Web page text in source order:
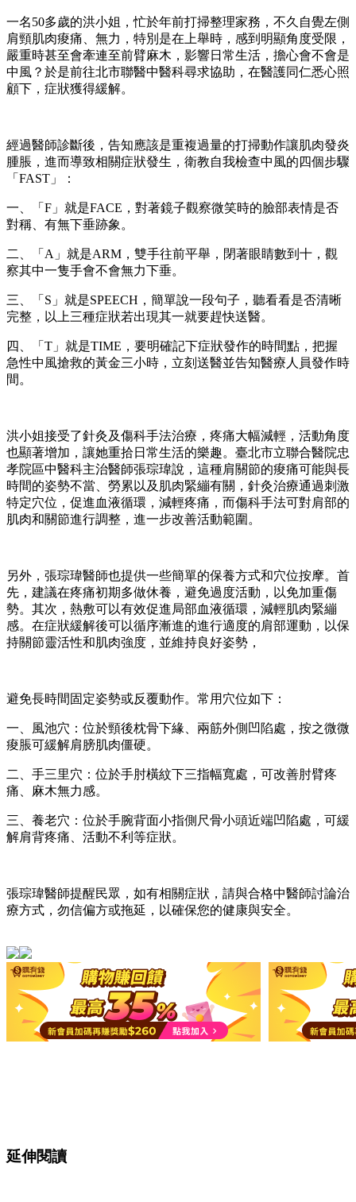
一名50多歲的洪小姐，忙於年前打掃整理家務，不久自覺左側
肩頸肌肉痠痛、無力，特別是在上舉時，感到明顯角度受限，
嚴重時甚至會牽連至前臂麻木，影響日常生活，擔心會不會是
中風？於是前往北市聯醫中醫科尋求協助，在醫護同仁悉心照
顧下，症狀獲得緩解。
經過醫師診斷後，告知應該是重複過量的打掃動作讓肌肉發炎
腫脹，進而導致相關症狀發生，衛教自我檢查中風的四個步驟
「FAST」：
一、「F」就是FACE，對著鏡子觀察微笑時的臉部表情是否
對稱、有無下垂跡象。
二、「A」就是ARM，雙手往前平舉，閉著眼睛數到十，觀
察其中一隻手會不會無力下垂。
三、「S」就是SPEECH，簡單說一段句子，聽看看是否清晰
完整，以上三種症狀若出現其一就要趕快送醫。
四、「T」就是TIME，要明確記下症狀發作的時間點，把握
急性中風搶救的黃金三小時，立刻送醫並告知醫療人員發作時
間。
洪小姐接受了針灸及傷科手法治療，疼痛大幅減輕，活動角度
也顯著增加，讓她重拾日常生活的樂趣。臺北市立聯合醫院忠
孝院區中醫科主治醫師張琮瑋說，這種肩關節的痠痛可能與長
時間的姿勢不當、勞累以及肌肉緊繃有關，針灸治療通過刺激
特定穴位，促進血液循環，減輕疼痛，而傷科手法可對肩部的
肌肉和關節進行調整，進一步改善活動範圍。
另外，張琮瑋醫師也提供一些簡單的保養方式和穴位按摩。首
先，建議在疼痛初期多做休養，避免過度活動，以免加重傷
勢。其次，熱敷可以有效促進局部血液循環，減輕肌肉緊繃
感。在症狀緩解後可以循序漸進的進行適度的肩部運動，以保
持關節靈活性和肌肉強度，並維持良好姿勢，
避免長時間固定姿勢或反覆動作。常用穴位如下：
一、風池穴：位於頸後枕骨下緣、兩筋外側凹陷處，按之微微
痠脹可緩解肩膀肌肉僵硬。
二、手三里穴：位於手肘橫紋下三指幅寬處，可改善肘臂疼
痛、麻木無力感。
三、養老穴：位於手腕背面小指側尺骨小頭近端凹陷處，可緩
解肩背疼痛、活動不利等症狀。
張琮瑋醫師提醒民眾，如有相關症狀，請與合格中醫師討論治
療方式，勿信偏方或拖延，以確保您的健康與安全。
延伸閱讀